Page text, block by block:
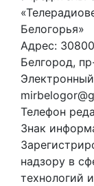
Белогорья»
Адрес:
Белгород,
Телефон
Знак
надзору в
технологий